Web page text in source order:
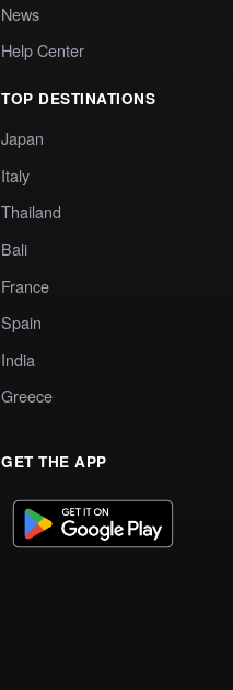
News
Help Center
TOP DESTINATIONS
Japan
Italy
Thailand
Bali
France
Spain
India
Greece
GET THE APP